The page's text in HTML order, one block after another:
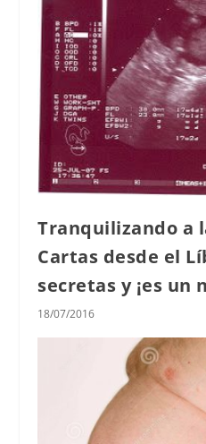
Tranquilizando a
Cartas desde el
secretas y ¡es un
18/07/2016